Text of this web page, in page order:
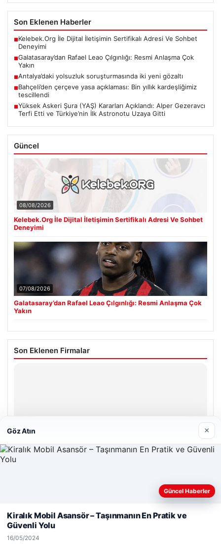
Son Eklenen Haberler
■Kelebek.Org İle Dijital İletişimin Sertifikalı Adresi Ve Sohbet
Deneyimi
■Galatasaray’dan Rafael Leao Çılgınlığı: Resmi Anlaşma Çok
Yakın
■Antalya’daki yolsuzluk soruşturmasında iki yeni gözaltı
■Bahçeli’den çerçeve yasa açıklaması: Bin yıllık kardeşliğimiz
tescillendi
■Yüksek Askeri Şura (YAŞ) Kararları Açıklandı: Alper Gezeravcı
Terfi Etti ve Türkiye’nin İlk Astronotu Uzaya Gitti
Güncel
08/08/2026
Kelebek.Org İle Dijital İletişimin Sertifikalı Adresi Ve Sohbet
Deneyimi
07/08/2026
Galatasaray’dan Rafael Leao Çılgınlığı: Resmi Anlaşma Çok
Yakın
Son Eklenen Firmalar
Web sitemizi nasıl kullandığınızı daha iyi anlayabilmek,
kullanıyoruz.Çerez Politikamız
Göz Atın ×
Güncel Haberler
Kiralık Mobil Asansör – Taşınmanın En Pratik ve
Güvenli Yolu
16/05/2024